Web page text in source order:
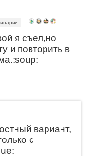
я съел,но
и повторить в
вариант,
с